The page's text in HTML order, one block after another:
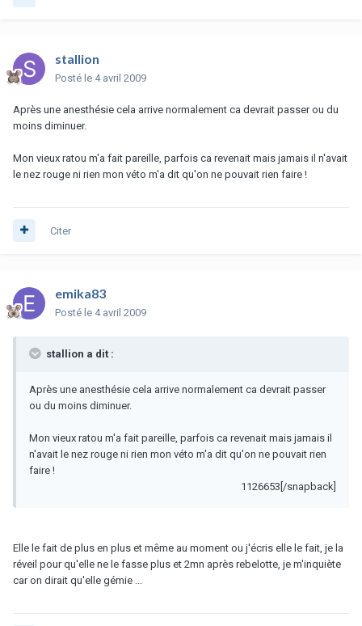
stallion
Posté le 4 avril 2009
Après une anesthésie cela arrive normalement ca devrait passer ou du
moins diminuer.
Mon vieux ratou m'a fait pareille, parfois ca revenait mais jamais il n'avait
le nez rouge ni rien mon véto m'a dit qu'on ne pouvait rien faire !
Citer
emika83
Posté le 4 avril 2009
stallion a dit :
Après une anesthésie cela arrive normalement ca devrait passer
ou du moins diminuer.
Mon vieux ratou m'a fait pareille, parfois ca revenait mais jamais il
n'avait le nez rouge ni rien mon véto m'a dit qu'on ne pouvait rien
faire !
1126653[/snapback]
Elle le fait de plus en plus et même au moment ou j'écris elle le fait, je la
réveil pour qu'elle ne le fasse plus et 2mn après rebelotte, je m'inquiète
car on dirait qu'elle gémie ...